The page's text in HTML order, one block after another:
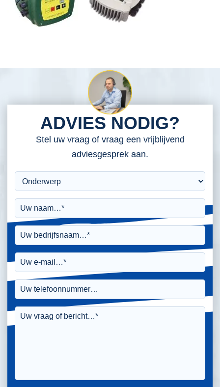
ADVIES NODIG?
Stel uw vraag of vraag een vrijblijvend
adviesgesprek aan.